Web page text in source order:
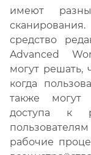
имеют
средство
Advanced
могут решать,
когда
также могут
доступа к
рабочие